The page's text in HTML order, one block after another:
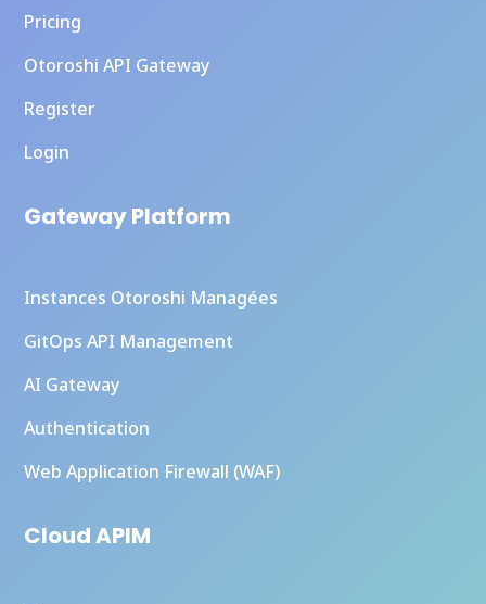
Pricing
Otoroshi API Gateway
Register
Login
Gateway Platform
Instances Otoroshi Managées
GitOps API Management
AI Gateway
Authentication
Web Application Firewall (WAF)
Cloud APIM